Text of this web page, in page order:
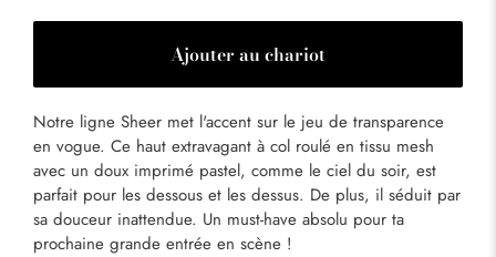
Ajouter au chariot
Notre ligne Sheer met l'accent sur le jeu de transparence
en vogue. Ce haut extravagant à col roulé en tissu mesh
avec un doux imprimé pastel, comme le ciel du soir, est
parfait pour les dessous et les dessus. De plus, il séduit par
sa douceur inattendue. Un must-have absolu pour ta
prochaine grande entrée en scène !